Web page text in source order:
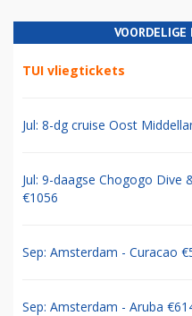
TUI vliegtickets
Jul: 8-dg cruise Oost
Jul: 9-daagse Chogogo Dive
€1056
Sep: Amsterdam - Curacao
Sep: Amsterdam - Aruba